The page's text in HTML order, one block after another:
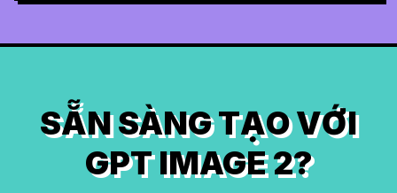
SẴN SÀNG TẠO VỚI
GPT IMAGE 2?